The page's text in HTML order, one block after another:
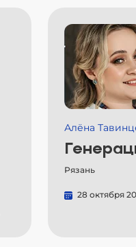
Алёна
Рязань
28 октября